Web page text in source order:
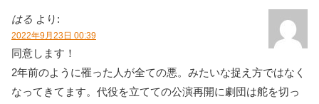
はる より:
2022年9月23日 00:39
同意します！
2年前のように罹った人が全ての悪。みたいな捉え方ではなく
なってきてます。代役を立てての公演再開に劇団は舵を切っ